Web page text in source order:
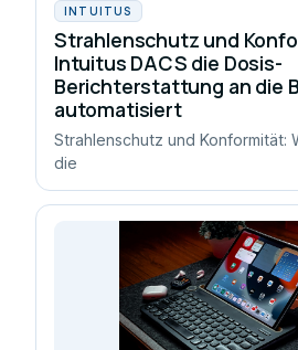
INTUITUS
Strahlenschutz und
Intuitus DACS die Dosis-
Berichterstattung an die
automatisiert
Strahlenschutz und Konformität:
die